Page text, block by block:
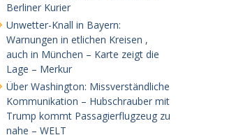
Berliner Kurier
Unwetter-Knall in Bayern:
Warnungen in etlichen Kreisen ,
auch in München – Karte zeigt die
Lage – Merkur
Über Washington: Missverständliche
Kommunikation – Hubschrauber mit
Trump kommt Passagierflugzeug zu
nahe – WELT